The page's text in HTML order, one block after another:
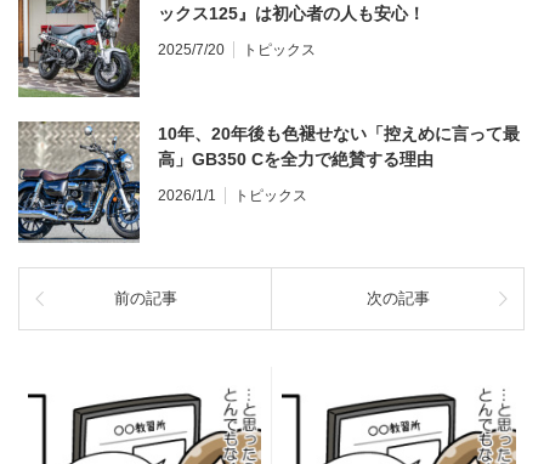
ックス125』は初心者の人も安心！
2025/7/20 トピックス
10年、20年後も色褪せない「控えめに言って最
高」GB350 Cを全力で絶賛する理由
2026/1/1 トピックス
前の記事 次の記事